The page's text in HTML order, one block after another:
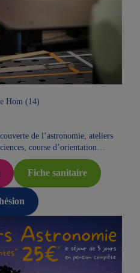
Hom (14)
de l’astronomie, ateliers
course d’orientation…
Fiche sanitaire